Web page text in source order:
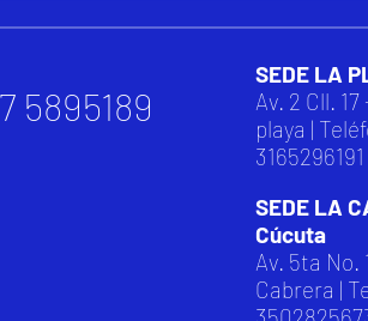
5895189
SEDE LA
Av. 2 Cll.
playa |
3165296191
SEDE LA
Cúcuta
Av. 5ta No.
Cabrera |